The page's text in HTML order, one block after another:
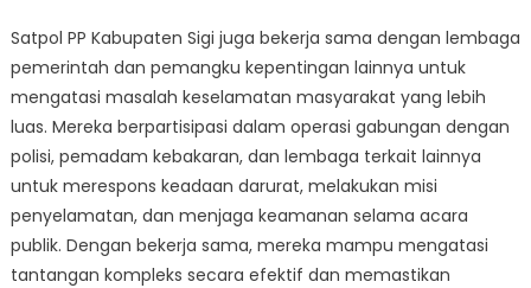
Satpol PP Kabupaten Sigi juga bekerja sama dengan lembaga
pemerintah dan pemangku kepentingan lainnya untuk
mengatasi masalah keselamatan masyarakat yang lebih
luas. Mereka berpartisipasi dalam operasi gabungan dengan
polisi, pemadam kebakaran, dan lembaga terkait lainnya
untuk merespons keadaan darurat, melakukan misi
penyelamatan, dan menjaga keamanan selama acara
publik. Dengan bekerja sama, mereka mampu mengatasi
tantangan kompleks secara efektif dan memastikan